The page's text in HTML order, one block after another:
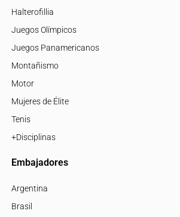
Halterofillia
Juegos Olímpicos
Juegos Panamericanos
Montañismo
Motor
Mujeres de Élite
Tenis
+Disciplinas
Embajadores
Argentina
Brasil